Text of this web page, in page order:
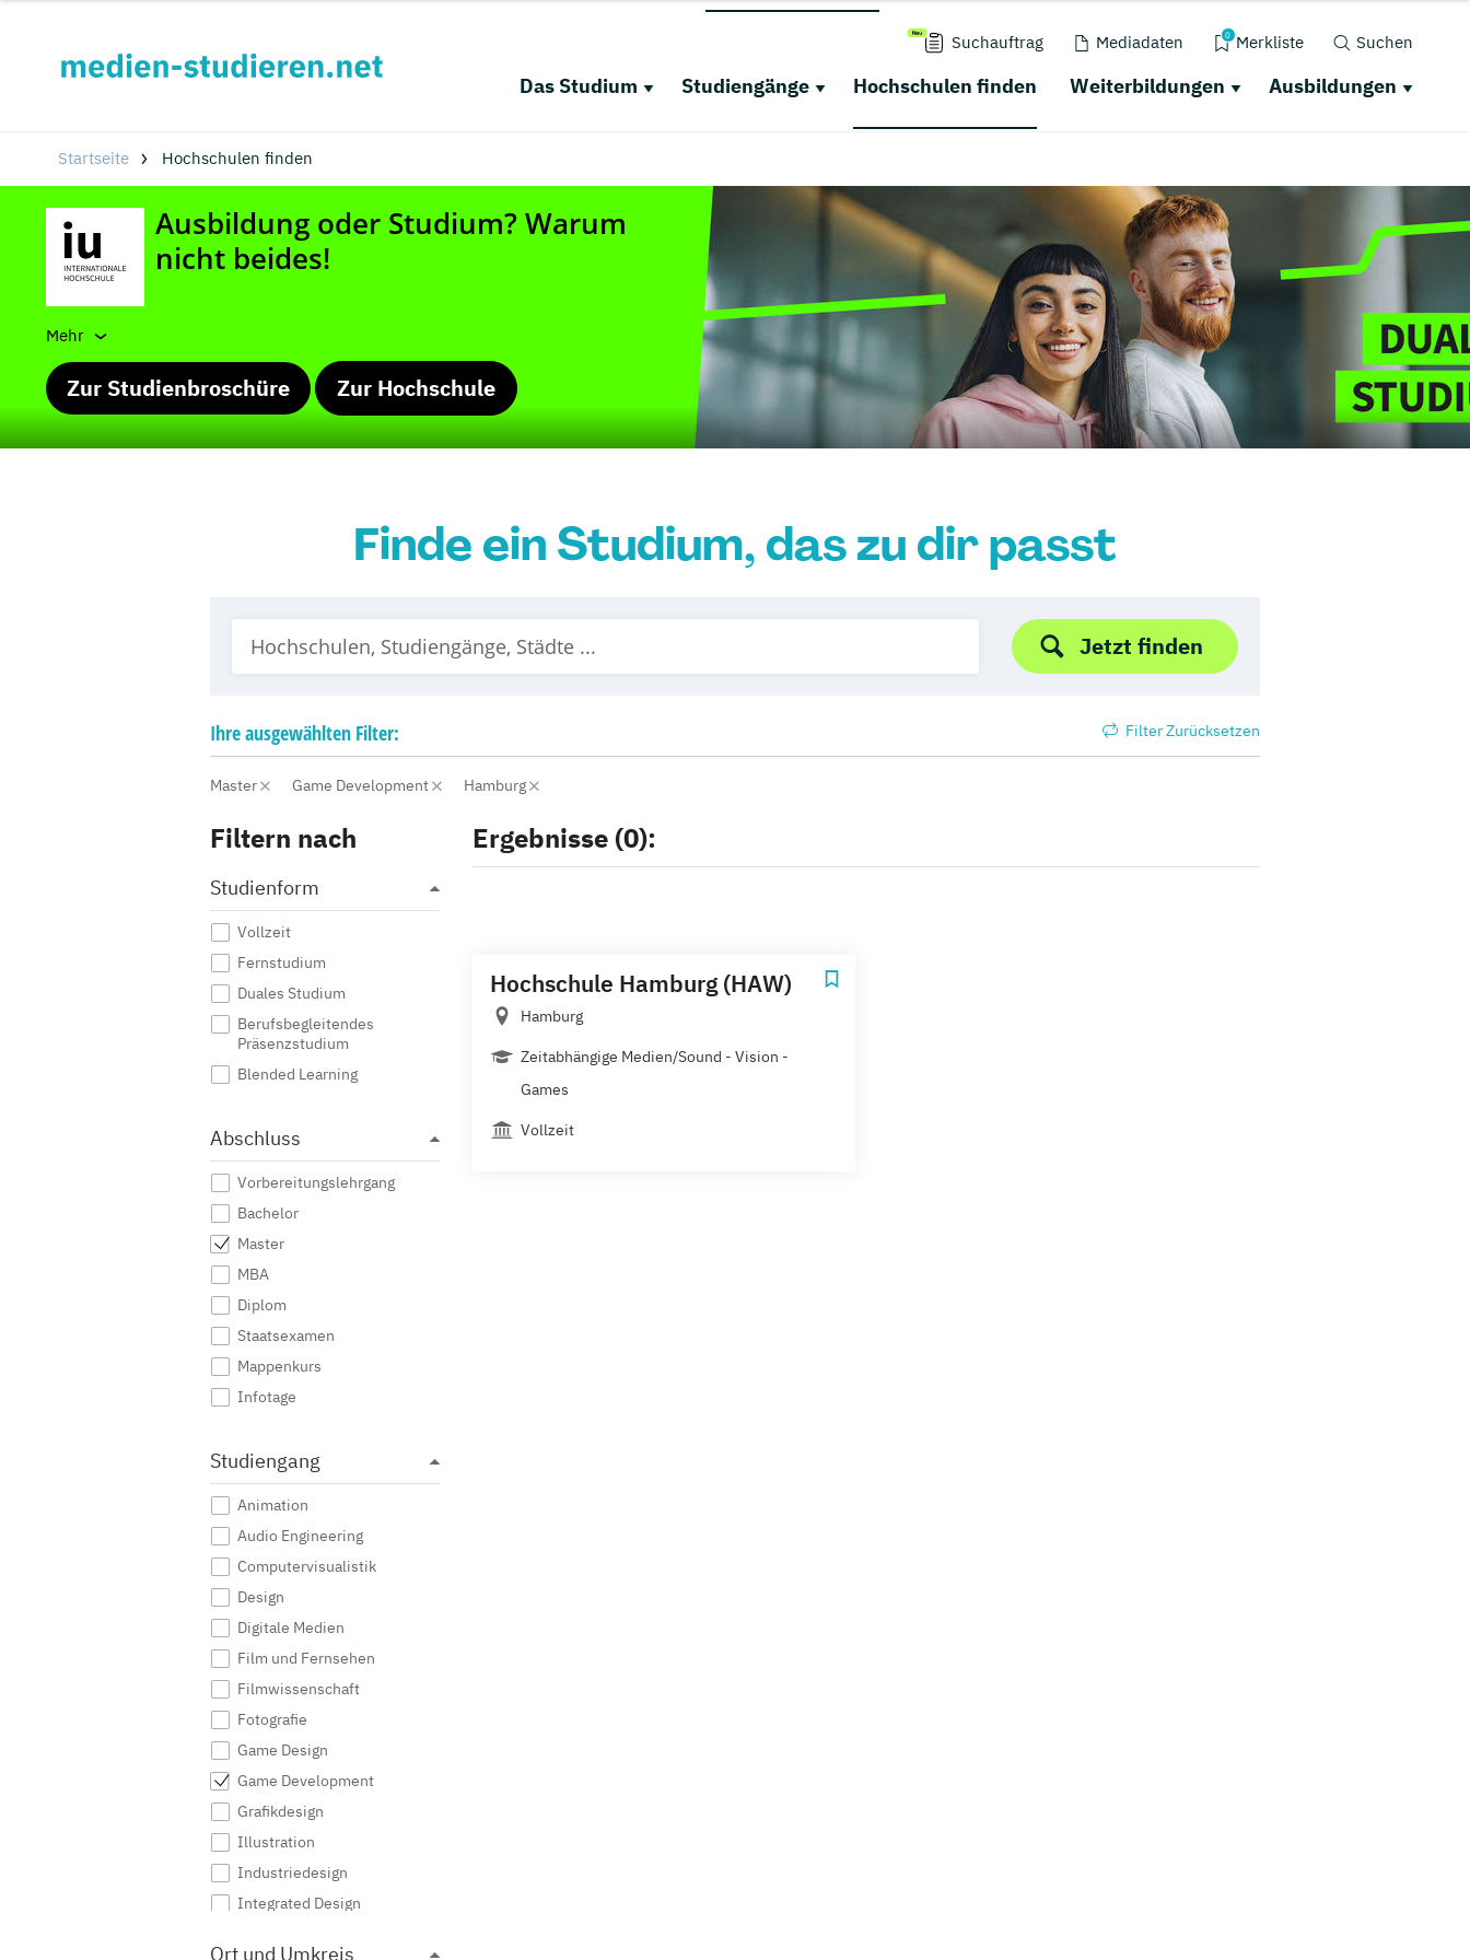
Suchauftrag Mediadaten 0 Merkliste Suchen
Das Studium Studiengänge Hochschulen finden Weiterbildungen Ausbildungen
Startseite Hochschulen finden
Mehr
Zur Studienbroschüre Zur Hochschule
Finde ein Studium, das zu dir passt
Jetzt finden
Ihreausgewählten Filter: Filter Zurücksetzen
Master Game Development Hamburg
Filtern nach
Studienform
Vollzeit
Fernstudium
Duales Studium
Berufsbegleitendes
Präsenzstudium
Blended Learning
Abschluss
Vorbereitungslehrgang
Bachelor
Master
MBA
Diplom
Staatsexamen
Mappenkurs
Infotage
Studiengang
Animation
Audio Engineering
Computervisualistik
Design
Digitale Medien
Film und Fernsehen
Filmwissenschaft
Fotografie
Game Design
Game Development
Grafikdesign
Illustration
Industriedesign
Integrated Design
Ort und Umkreis
Ergebnisse (0):
Hochschule Hamburg (HAW)
Hamburg
Zeitabhängige Medien/Sound - Vision -
Games
Vollzeit